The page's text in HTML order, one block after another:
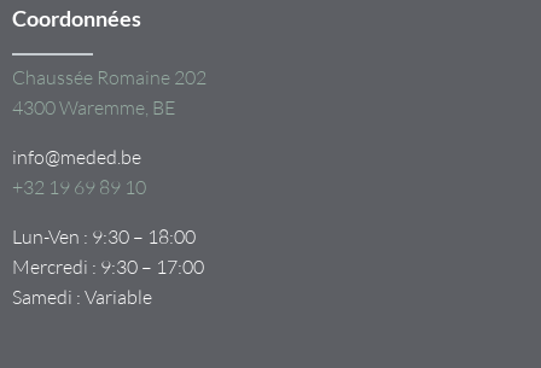
Coordonnées
Chaussée Romaine 202
4300 Waremme, BE
info@meded.be
+32 19 69 89 10
Lun-Ven : 9:30 – 18:00
Mercredi : 9:30 – 17:00
Samedi : Variable